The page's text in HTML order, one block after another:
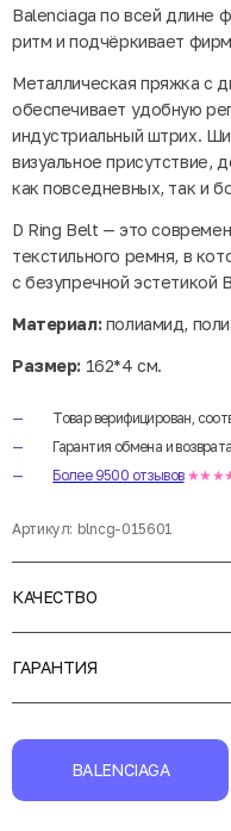
Balenciaga по всей длине
ритм и подчёркивает
Металлическая пряжка с
обеспечивает удобную
индустриальный штрих.
визуальное присутствие,
как повседневных, так и
D Ring Belt — это
текстильного ремня, в
с безупречной эстетикой
Материал:полиамид,
Размер: 162*4 см.
Товар верифицирован,
Гарантия обмена и
Более 9500 отзывов
Артикул: blncg-015601
КАЧЕСТВО
ГАРАНТИЯ
BALENCIAGA